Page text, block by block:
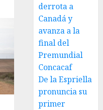
derrota a
Canadá y
avanza a la
final del
Premundial
Concacaf
De la Espriella
pronuncia su
primer